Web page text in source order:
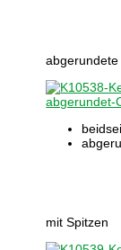
abgerundete
mit Spitzen